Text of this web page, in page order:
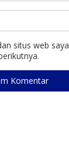
situs web